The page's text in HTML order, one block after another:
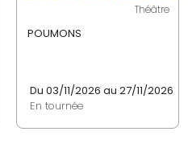
Théâtre
POUMONS
Du 03/11/2026 au 27/11/2026
En tournée